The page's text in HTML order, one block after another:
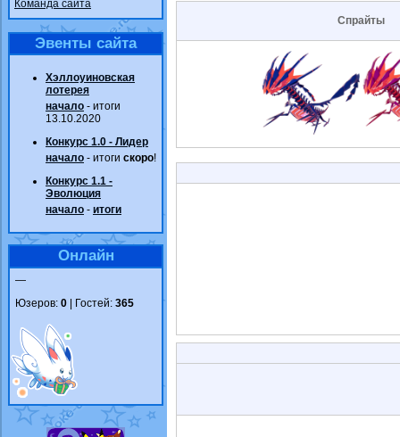
Команда сайта
Эвенты сайта
Хэллоуиновская
лотерея
начало - итоги
13.10.2020
Конкурс 1.0 - Лидер
начало - итоги скоро!
Конкурс 1.1 -
Эволюция
начало - итоги
Онлайн
—
Юзеров: 0 | Гостей: 365
Спрайты